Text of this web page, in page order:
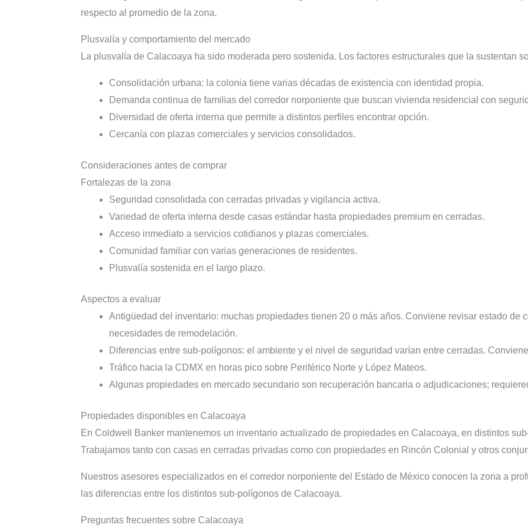
respecto al promedio de la zona.
Plusvalía y comportamiento del mercado
La plusvalía de Calacoaya ha sido moderada pero sostenida. Los factores estructurales que la sustentan
Consolidación urbana: la colonia tiene varias décadas de existencia con identidad propia.
Demanda continua de familias del corredor norponiente que buscan vivienda residencial con
Diversidad de oferta interna que permite a distintos perfiles encontrar opción.
Cercanía con plazas comerciales y servicios consolidados.
Consideraciones antes de comprar
Fortalezas de la zona
Seguridad consolidada con cerradas privadas y vigilancia activa.
Variedad de oferta interna desde casas estándar hasta propiedades premium en cerradas.
Acceso inmediato a servicios cotidianos y plazas comerciales.
Comunidad familiar con varias generaciones de residentes.
Plusvalía sostenida en el largo plazo.
Aspectos a evaluar
Antigüedad del inventario: muchas propiedades tienen 20 o más años. Conviene revisar estado de
necesidades de remodelación.
Diferencias entre sub-polígonos: el ambiente y el nivel de seguridad varían entre cerradas.
Tráfico hacia la CDMX en horas pico sobre Periférico Norte y López Mateos.
Algunas propiedades en mercado secundario son recuperación bancaria o adjudicaciones;
Propiedades disponibles en Calacoaya
En Coldwell Banker mantenemos un inventario actualizado de propiedades en Calacoaya, en distintos
Trabajamos tanto con casas en cerradas privadas como con propiedades en Rincón Colonial y otros
Nuestros asesores especializados en el corredor norponiente del Estado de México conocen la zona a
las diferencias entre los distintos sub-polígonos de Calacoaya.
Preguntas frecuentes sobre Calacoaya